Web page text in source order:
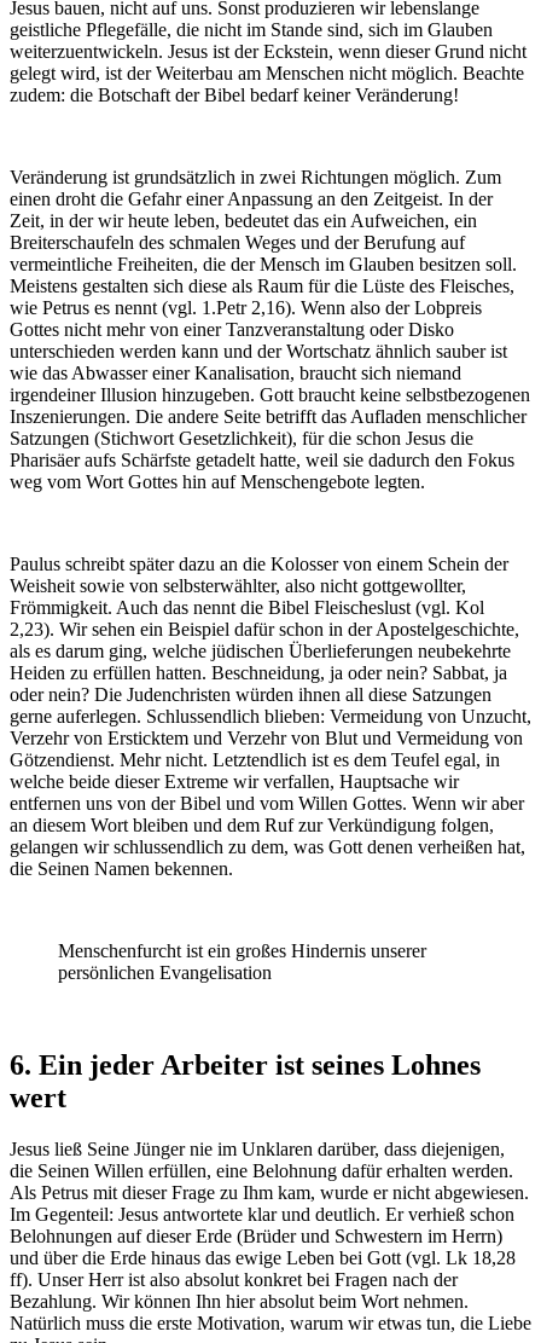
Jesus bauen, nicht auf uns. Sonst produzieren wir lebenslange
geistliche Pflegefälle, die nicht im Stande sind, sich im Glauben
weiterzuentwickeln. Jesus ist der Eckstein, wenn dieser Grund nicht
gelegt wird, ist der Weiterbau am Menschen nicht möglich. Beachte
zudem: die Botschaft der Bibel bedarf keiner Veränderung!
Veränderung ist grundsätzlich in zwei Richtungen möglich. Zum
einen droht die Gefahr einer Anpassung an den Zeitgeist. In der
Zeit, in der wir heute leben, bedeutet das ein Aufweichen, ein
Breiterschaufeln des schmalen Weges und der Berufung auf
vermeintliche Freiheiten, die der Mensch im Glauben besitzen soll.
Meistens gestalten sich diese als Raum für die Lüste des Fleisches,
wie Petrus es nennt (vgl. 1.Petr 2,16). Wenn also der Lobpreis
Gottes nicht mehr von einer Tanzveranstaltung oder Disko
unterschieden werden kann und der Wortschatz ähnlich sauber ist
wie das Abwasser einer Kanalisation, braucht sich niemand
irgendeiner Illusion hinzugeben. Gott braucht keine selbstbezogenen
Inszenierungen. Die andere Seite betrifft das Aufladen menschlicher
Satzungen (Stichwort Gesetzlichkeit), für die schon Jesus die
Pharisäer aufs Schärfste getadelt hatte, weil sie dadurch den Fokus
weg vom Wort Gottes hin auf Menschengebote legten.
Paulus schreibt später dazu an die Kolosser von einem Schein der
Weisheit sowie von selbsterwählter, also nicht gottgewollter,
Frömmigkeit. Auch das nennt die Bibel Fleischeslust (vgl. Kol
2,23). Wir sehen ein Beispiel dafür schon in der Apostelgeschichte,
als es darum ging, welche jüdischen Überlieferungen neubekehrte
Heiden zu erfüllen hatten. Beschneidung, ja oder nein? Sabbat, ja
oder nein? Die Judenchristen würden ihnen all diese Satzungen
gerne auferlegen. Schlussendlich blieben: Vermeidung von Unzucht,
Verzehr von Ersticktem und Verzehr von Blut und Vermeidung von
Götzendienst. Mehr nicht. Letztendlich ist es dem Teufel egal, in
welche beide dieser Extreme wir verfallen, Hauptsache wir
entfernen uns von der Bibel und vom Willen Gottes. Wenn wir aber
an diesem Wort bleiben und dem Ruf zur Verkündigung folgen,
gelangen wir schlussendlich zu dem, was Gott denen verheißen hat,
die Seinen Namen bekennen.
Menschenfurcht ist ein großes Hindernis unserer
persönlichen Evangelisation
6. Ein jeder Arbeiter ist seines Lohnes
wert
Jesus ließ Seine Jünger nie im Unklaren darüber, dass diejenigen,
die Seinen Willen erfüllen, eine Belohnung dafür erhalten werden.
Als Petrus mit dieser Frage zu Ihm kam, wurde er nicht abgewiesen.
Im Gegenteil: Jesus antwortete klar und deutlich. Er verhieß schon
Belohnungen auf dieser Erde (Brüder und Schwestern im Herrn)
und über die Erde hinaus das ewige Leben bei Gott (vgl. Lk 18,28
ff). Unser Herr ist also absolut konkret bei Fragen nach der
Bezahlung. Wir können Ihn hier absolut beim Wort nehmen.
Natürlich muss die erste Motivation, warum wir etwas tun, die Liebe